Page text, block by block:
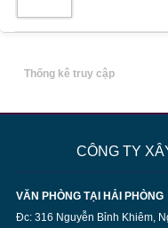
Thống kê truy cập
CÔNG TY
VĂN PHÒNG TẠI HẢI PHÒNG
Đc: 316 Nguyễn Bỉnh Khiêm,